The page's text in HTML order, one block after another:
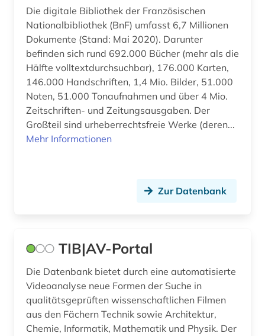
zeitschrift (9)
zeitschriftenaufsatz (11)
zellbiologie (1)
zitatenanalyse (1)
zitatensammlung (1)
ökologie (4)
Die digitale Bibliothek der Französischen
Nationalbibliothek (BnF) umfasst 6,7 Millionen
Dokumente (Stand: Mai 2020). Darunter
befinden sich rund 692.000 Bücher (mehr als die
Hälfte volltextdurchsuchbar), 176.000 Karten,
146.000 Handschriften, 1,4 Mio. Bilder, 51.000
Noten, 51.000 Tonaufnahmen und über 4 Mio.
Zeitschriften- und Zeitungsausgaben. Der
Großteil sind urheberrechtsfreie Werke (deren...
Mehr Informationen
Zur Datenbank
TIB|AV-Portal
Die Datenbank bietet durch eine automatisierte
Videoanalyse neue Formen der Suche in
qualitätsgeprüften wissenschaftlichen Filmen
aus den Fächern Technik sowie Architektur,
Chemie, Informatik, Mathematik und Physik. Der